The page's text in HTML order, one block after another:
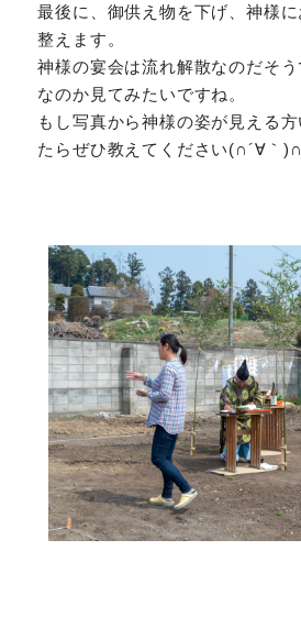
最後に、御供え物を下げ、神様
整えます。
神様の宴会は流れ解散なのだそ
なのか見てみたいですね。
もし写真から神様の姿が見える
たらぜひ教えてください(∩´∀｀)∩